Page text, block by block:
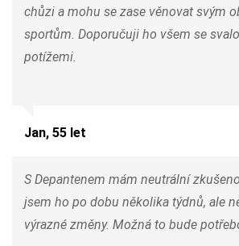
chůzi a mohu se zase věnovat svým
sportům. Doporučuji ho všem se
potížemi.
Jan, 55 let
S Depantenem mám neutrální
jsem ho po dobu několika týdnů, ale
výrazné změny. Možná to bude